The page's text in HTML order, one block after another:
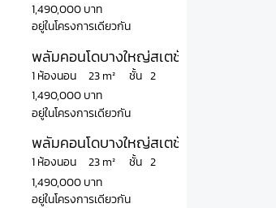
1,490,000 บาท
อยู่ในโครงการเดียวกัน
พลัมคอนโดบางใหญ่สเตชั่น เฟส 2 Plum
1 ห้องนอน
1,490,000 บาท
ชั้น
23 m² 2
อยู่ในโครงการเดียวกัน
พลัมคอนโดบางใหญ่สเตชั่น เฟส 2
1 ห้องนอน
1,490,000 บาท
ชั้น
23 m² 2
อยู่ในโครงการเดียวกัน